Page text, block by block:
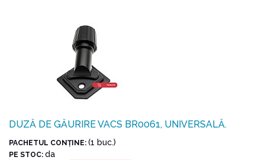
DUZĂ DE GĂURIRE VACS BR0061, UNIVERSALĂ.
PACHETUL CONŢINE: (1 buc.)
PE STOC: da